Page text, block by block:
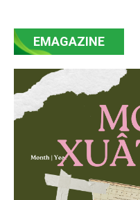
mạnh mẽ, thúc đẩy
minh bạch hóa chuỗi
then chốt là nông
EMAGAZINE